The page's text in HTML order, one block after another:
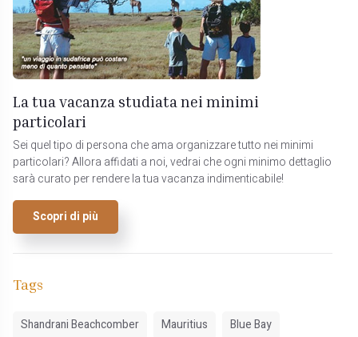
La tua vacanza studiata nei minimi
particolari
Sei quel tipo di persona che ama organizzare tutto nei minimi
particolari? Allora affidati a noi, vedrai che ogni minimo dettaglio
sarà curato per rendere la tua vacanza indimenticabile!
Scopri di più
Tags
Shandrani Beachcomber Mauritius
Blue Bay